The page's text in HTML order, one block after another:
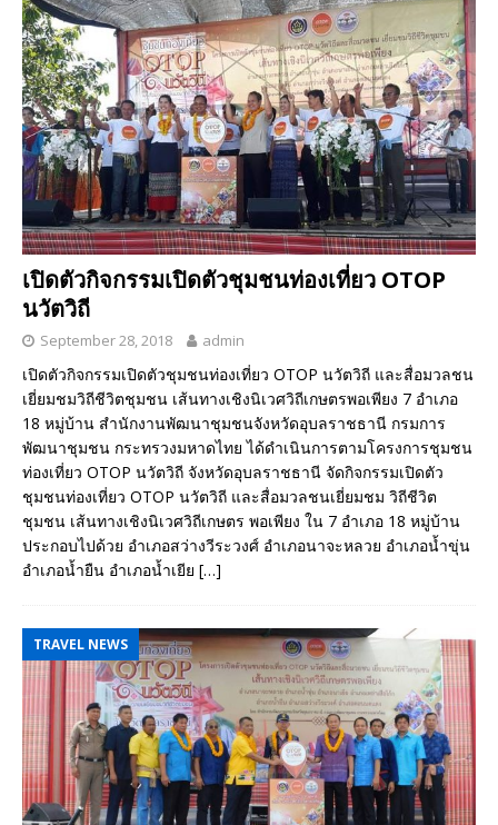
เปิดตัวกิจกรรมเปิดตัวชุมชนท่องเที่ยว OTOP
นวัตวิถี
September 28, 2018 admin
เปิดตัวกิจกรรมเปิดตัวชุมชนท่องเที่ยว OTOP นวัตวิถี และสื่อมวลชน
เยี่ยมชมวิถีชีวิตชุมชน เส้นทางเชิงนิเวศวิถีเกษตรพอเพียง 7 อำเภอ
18 หมู่บ้าน สำนักงานพัฒนาชุมชนจังหวัดอุบลราชธานี กรมการ
พัฒนาชุมชน กระทรวงมหาดไทย ได้ดำเนินการตามโครงการชุมชน
ท่องเที่ยว OTOP นวัตวิถี จังหวัดอุบลราชธานี จัดกิจกรรมเปิดตัว
ชุมชนท่องเที่ยว OTOP นวัตวิถี และสื่อมวลชนเยี่ยมชม วิถีชีวิต
ชุมชน เส้นทางเชิงนิเวศวิถีเกษตร พอเพียง ใน 7 อำเภอ 18 หมู่บ้าน
ประกอบไปด้วย อำเภอสว่างวีระวงศ์ อำเภอนาจะหลวย อำเภอน้ำขุ่น
อำเภอน้ำยืน อำเภอน้ำเยีย […]
TRAVEL NEWS